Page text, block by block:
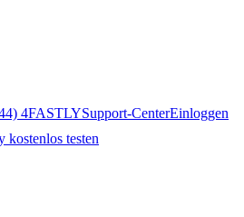
4FASTLYSupport-CenterEinloggen
kostenlos testen